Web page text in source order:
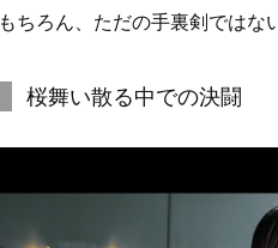
もちろん、ただの手裏剣ではな
桜舞い散る中での決闘